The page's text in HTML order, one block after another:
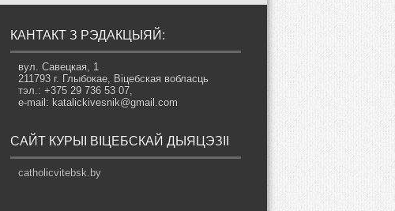
КАНТАКТ З РЭДАКЦЫЯЙ:
вул. Савецкая, 1
211793 г. Глыбокае, Віцебская вобласць
тэл.: +375 29 736 53 07,
e-mail: katalickivesnik@gmail.com
САЙТ КУРЫІ ВІЦЕБСКАЙ ДЫЯЦЭЗІІ
catholicvitebsk.by